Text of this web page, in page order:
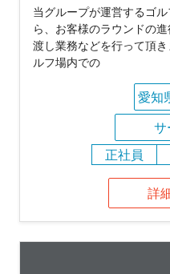
当グループが運営するゴ
ら、お客様のラウンドの
渡し業務などを行って頂
ルフ場内での
愛知
サ
正社員
詳